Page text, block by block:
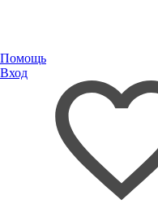
Помощь
Вход